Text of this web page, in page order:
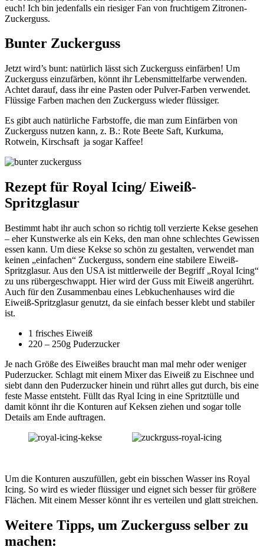
euch! Ich bin jedenfalls ein riesiger Fan von fruchtigem Zitronen-
Zuckerguss.
Bunter Zuckerguss
Jetzt wird’s bunt: natürlich lässt sich Zuckerguss einfärben! Um
Zuckerguss einzufärben, könnt ihr Lebensmittelfarbe verwenden.
Achtet darauf, dass ihr eine Pasten oder Pulver-Farben verwendet.
Flüssige Farben machen den Zuckerguss wieder flüssiger.
Es gibt auch natürliche Farbstoffe, die man zum Einfärben von
Zuckerguss nutzen kann, z. B.: Rote Beete Saft, Kurkuma,
Rotwein, Kirschsaft ja sogar Kaffee!
Rezept für Royal Icing/ Eiweiß-
Spritzglasur
Bestimmt habt ihr auch schon so richtig toll verzierte Kekse gesehen
– eher Kunstwerke als ein Keks, den man ohne schlechtes Gewissen
essen kann. Um diese Kekse so schön zu gestalten, verwendet man
keinen „einfachen“ Zuckerguss, sondern eine stabilere Eiweiß-
Spritzglasur. Aus den USA ist mittlerweile der Begriff „Royal Icing“
zu uns rübergeschwappt. Hier wird der Guss mit Eiweiß angerührt.
Auch für den Zusammenbau eines Lebkuchenhauses wird die
Eiweiß-Spritzglasur genutzt, da sie einfach besser klebt und stabiler
ist.
1 frisches Eiweiß
220 – 250g Puderzucker
Je nach Größe des Eiweißes braucht man mal mehr oder weniger
Puderzucker. Schlagt mit einem Mixer das Eiweiß zu Eischnee und
siebt dann den Puderzucker hinein und rührt alles gut durch, bis eine
feste Masse entsteht. Füllt das Ryal Icing in eine Spritztülle und
damit könnt ihr die Konturen auf Keksen ziehen und sogar tolle
Details am Ende auftragen.
Um die Konturen auszufüllen, gebt ein bisschen Wasser ins Royal
Icing. So wird es wieder flüssiger und eignet sich besser für größere
Flächen. Mit einem Messer könnt ihr es verteilen und glatt streichen.
Weitere Tipps, um Zuckerguss selber zu
machen: